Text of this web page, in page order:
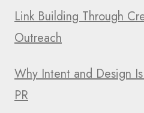
Link Building Through
Outreach
Why Intent and Design
PR